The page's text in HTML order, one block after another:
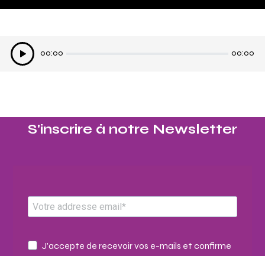
Lecteur
audio
00:00 00:00
S'inscrire à notre Newsletter​
J'accepte de recevoir vos e-mails et confirme